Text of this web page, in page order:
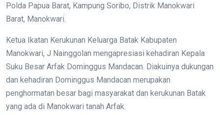
Polda Papua Barat, Kampung Soribo, Distrik Manokwari
Barat, Manokwari.
Ketua Ikatan Kerukunan Keluarga Batak Kabupaten
Manokwari, J Nainggolan mengapresiasi kehadiran Kepala
Suku Besar Arfak Dominggus Mandacan. Diakuinya dukungan
dan kehadiran Dominggus Mandacan merupakan
penghormatan besar bagi masyarakat dan kerukunan Batak
yang ada di Manokwari tanah Arfak.